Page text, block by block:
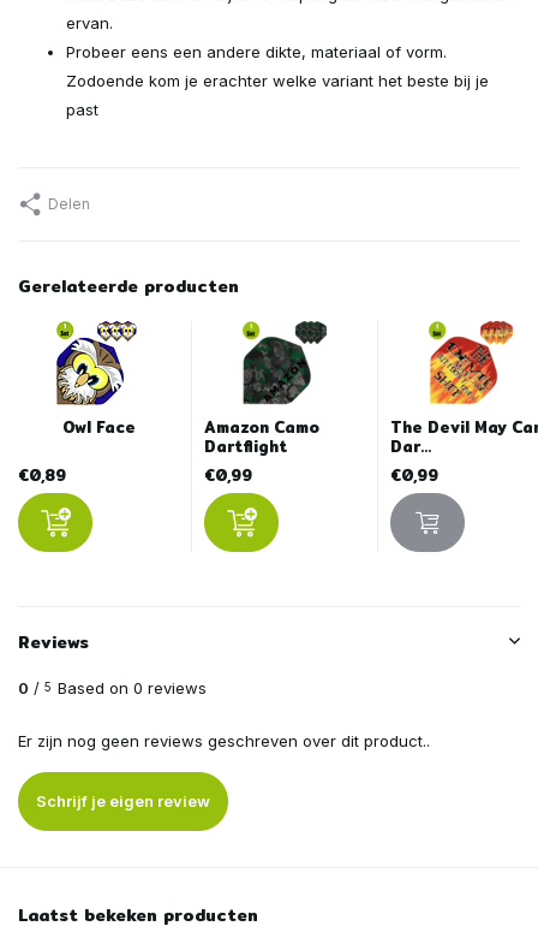
ervan.
Probeer eens een andere dikte, materiaal of vorm.
Zodoende kom je erachter welke variant het beste bij je
past
Delen
Gerelateerde producten
Owl Face
€0,89
Amazon Camo
Dartflight
€0,99
The Devil May
Dar...
€0,99
Reviews
0 / 5 Based on 0 reviews
Er zijn nog geen reviews geschreven over dit product..
Schrijf je eigen review
Laatst bekeken producten